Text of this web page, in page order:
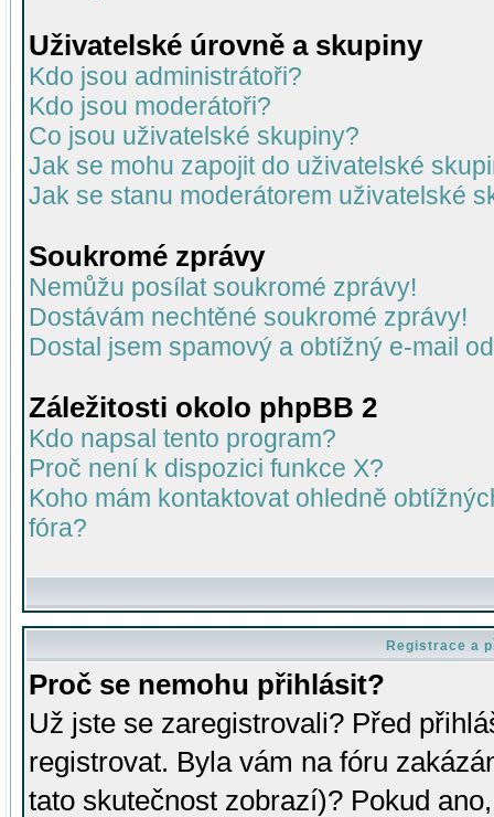
Uživatelské úrovně a skupiny
Kdo jsou administrátoři?
Kdo jsou moderátoři?
Co jsou uživatelské skupiny?
Jak se mohu zapojit do uživatelské
Jak se stanu moderátorem uživatelské
Soukromé zprávy
Nemůžu posílat soukromé zprávy!
Dostávám nechtěné soukromé zprávy!
Dostal jsem spamový a obtížný e-mail
Záležitosti okolo phpBB 2
Kdo napsal tento program?
Proč není k dispozici funkce X?
Koho mám kontaktovat ohledně
fóra?
Registrace a
Proč se nemohu přihlásit?
Už jste se zaregistrovali? Před
registrovat. Byla vám na fóru
tato skutečnost zobrazí)? Pokud